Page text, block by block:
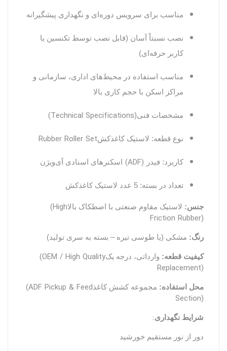
مناسب برای سرویس دوره‌ای و نگهداری پیشگیرانه
نصب نسبتاً آسان (قابل نصب توسط تکنسین یا
کاربر حرفه‌ای)
مناسب استفاده در محیط‌های اداری، سازمانی و
مراکز اسکن با حجم کاری بالا
مشخصات فنی(Technical Specifications)
نوع قطعه: لاستیک کاغذکشRubber Roller Set
کاربرد: فیدر (ADF) اسکنرهای اسنادی آی‌ویژن
تعداد در بسته: 5 عدد لاستیک کاغذکش
جنس: لاستیک مقاوم صنعتی با اصطکاک بالا(High
Friction Rubber)
رنگ: مشکی (یا طوسی تیره – بسته به سری تولید)
کیفیت قطعه: وارداتی، درجه یک(OEM / High Quality
Replacement)
محل استفاده: مجموعه کشش کاغذ(ADF Pickup & Feed
Section)
شرایط نگهداری:
دور از نور مستقیم خورشید